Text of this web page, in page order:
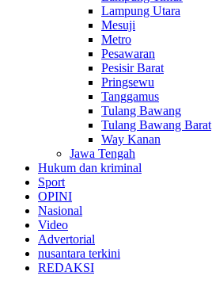
Lampung Utara
Mesuji
Metro
Pesawaran
Pesisir Barat
Pringsewu
Tanggamus
Tulang Bawang
Tulang Bawang Barat
Way Kanan
Jawa Tengah
Hukum dan kriminal
Sport
OPINI
Nasional
Video
Advertorial
nusantara terkini
REDAKSI